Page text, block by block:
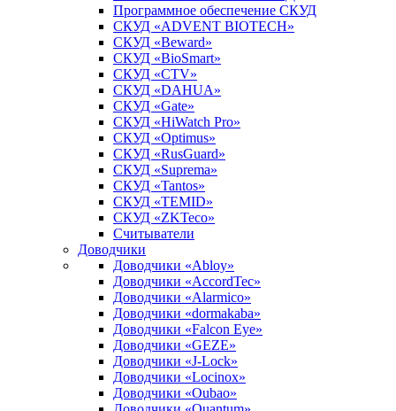
Программное обеспечение СКУД
СКУД «ADVENT BIOTECH»
СКУД «Beward»
СКУД «BioSmart»
СКУД «CTV»
СКУД «DAHUA»
СКУД «Gate»
СКУД «HiWatch Pro»
СКУД «Optimus»
СКУД «RusGuard»
СКУД «Suprema»
СКУД «Tantos»
СКУД «TEMID»
СКУД «ZKTeco»
Считыватели
Доводчики
Доводчики «Abloy»
Доводчики «AccordTec»
Доводчики «Alarmico»
Доводчики «dormakaba»
Доводчики «Falcon Eye»
Доводчики «GEZE»
Доводчики «J-Lock»
Доводчики «Locinox»
Доводчики «Oubao»